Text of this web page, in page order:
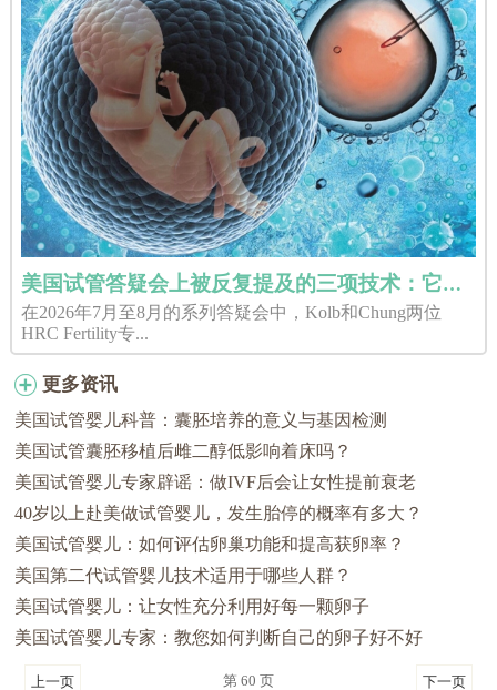
美国试管答疑会上被反复提及的三项技术：它们分别解决了什么问题？
在2026年7月至8月的系列答疑会中，Kolb和Chung两位
HRC Fertility专...
更多资讯
美国试管婴儿科普：囊胚培养的意义与基因检测
美国试管囊胚移植后雌二醇低影响着床吗？
美国试管婴儿专家辟谣：做IVF后会让女性提前衰老
40岁以上赴美做试管婴儿，发生胎停的概率有多大？
美国试管婴儿：如何评估卵巢功能和提高获卵率？
美国第二代试管婴儿技术适用于哪些人群？
美国试管婴儿：让女性充分利用好每一颗卵子
美国试管婴儿专家：教您如何判断自己的卵子好不好
上一页 第 60 页 下一页